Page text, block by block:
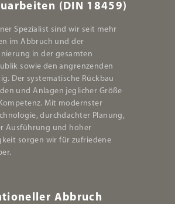
(DIN 18459)
Spezialist sind wir seit mehr
im Abbruch und der
in der gesamten
sowie den angrenzenden
Der systematische Rückbau
und Anlagen jeglicher Größe
Mit modernster
durchdachter Planung,
Ausführung und hoher
sorgen wir für zufriedene
Abbruch